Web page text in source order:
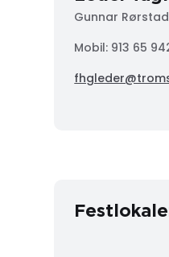
Gunnar Rørstad
Mobil: 913 65